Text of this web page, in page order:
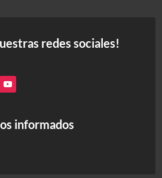
redes sociales!
informados